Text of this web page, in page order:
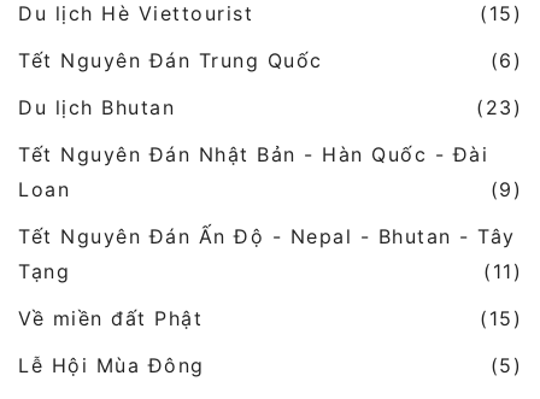
Du lịch Hè Viettourist
(15)
Tết Nguyên Đán Trung Quốc
(6)
Du lịch Bhutan
(23)
Tết Nguyên Đán Nhật Bản - Hàn Quốc - Đài
Loan
(9)
Tết Nguyên Đán Ấn Độ - Nepal - Bhutan - Tây
Tạng
(11)
Về miền đất Phật
(15)
Lễ Hội Mùa Đông
(5)